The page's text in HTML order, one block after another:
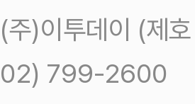
(주)이투데이 (제
02) 799-2600